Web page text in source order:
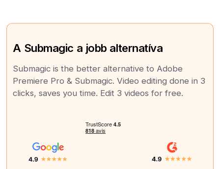
A Submagic a jobb alternatíva
Submagic is the better alternative to Adobe
Premiere Pro & Submagic. Video editing done in 3
clicks, saves you time. Edit 3 videos for free.